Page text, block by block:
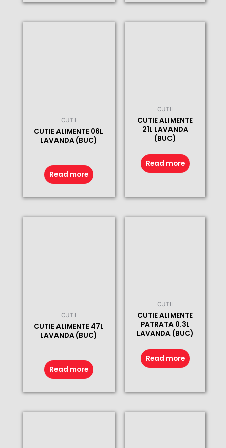
CUTII
CUTIE ALIMENTE 06L
LAVANDA (BUC)
Read more
CUTII
CUTIE ALIMENTE
21L LAVANDA
(BUC)
Read more
CUTII
CUTIE ALIMENTE 47L
LAVANDA (BUC)
Read more
CUTII
CUTIE ALIMENTE
PATRATA 0.3L
LAVANDA (BUC)
Read more